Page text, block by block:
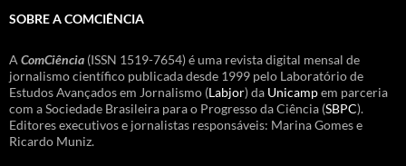
SOBRE A COMCIÊNCIA
A ComCiência (ISSN 1519-7654) é uma revista digital mensal de
jornalismo científico publicada desde 1999 pelo Laboratório de
Estudos Avançados em Jornalismo (Labjor) da Unicampem parceria
com a Sociedade Brasileira para o Progresso da Ciência (SBPC).
Editores executivos e jornalistas responsáveis: Marina Gomes e
Ricardo Muniz.